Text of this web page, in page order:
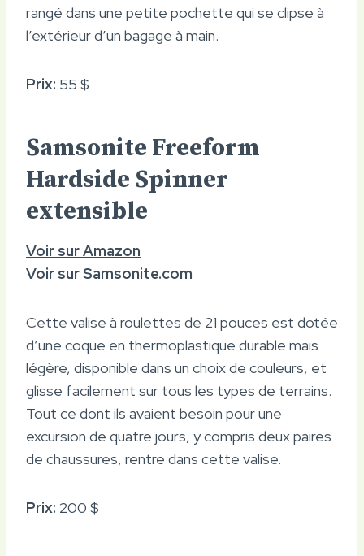
rangé dans une petite pochette qui se clipse à
l’extérieur d’un bagage à main.
Prix: 55 $
Samsonite Freeform
Hardside Spinner
extensible
Voir sur Amazon
Voir sur Samsonite.com
Cette valise à roulettes de 21 pouces est dotée
d’une coque en thermoplastique durable mais
légère, disponible dans un choix de couleurs, et
glisse facilement sur tous les types de terrains.
Tout ce dont ils avaient besoin pour une
excursion de quatre jours, y compris deux paires
de chaussures, rentre dans cette valise.
Prix: 200 $